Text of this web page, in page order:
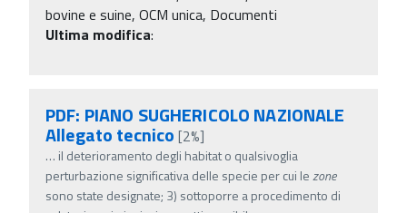
bovine e suine, OCM unica, Documenti
Ultima modifica:
PDF: PIANO SUGHERICOLO NAZIONALE
Allegato tecnico [2%]
… il deterioramento degli habitat o qualsivoglia
perturbazione significativa delle specie per cui lezone
sono state designate; 3) sottoporre a procedimento di